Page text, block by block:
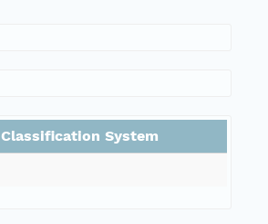
Classification System